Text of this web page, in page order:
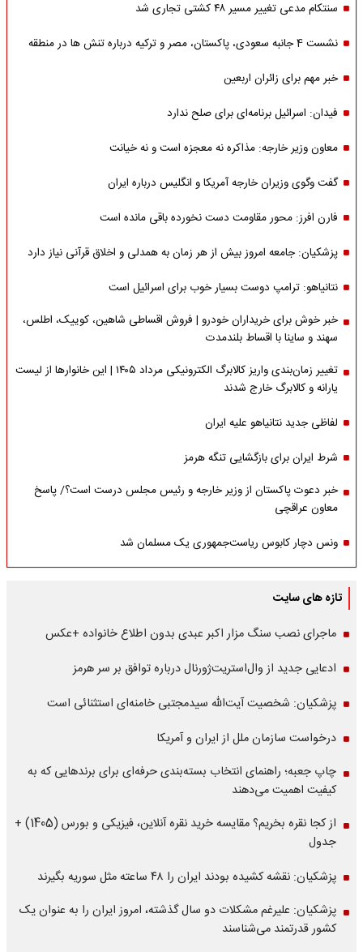
سنتکام مدعی تغییر مسیر ۴۸ کشتی تجاری شد
نشست 4 جانبه سعودی، پاکستان، مصر و ترکیه درباره تنش ها در منطقه
خبر مهم برای زائران اربعین
فیدان: اسرائیل برنامه‌ای برای صلح ندارد
معاون وزیر خارجه: مذاکره نه معجزه است و نه خیانت
گفت وگوی وزیران خارجه آمریکا و انگلیس درباره ایران
فارن افرز: محور مقاومت دست نخورده باقی مانده است
پزشکیان: جامعه امروز بیش از هر زمان به همدلی و اخلاق قرآنی نیاز دارد
نتانیاهو: ترامپ دوست بسیار خوب برای اسرائیل است
خبر خوش برای خریداران خودرو | فروش اقساطی شاهین، کوییک، اطلس،
سهند و ساینا با اقساط بلندمدت
تغییر زمان‌بندی واریز کالابرگ الکترونیکی مرداد ۱۴۰۵ | این خانوارها از لیست
یارانه و کالابرگ خارج شدند
لفاظی جدید نتانیاهو علیه ایران
شرط ایران برای بازگشایی تنگه هرمز
خبر دعوت پاکستان از وزیر خارجه و رئیس مجلس درست است؟/ پاسخ
معاون عراقچی
ونس دچار کابوس ریاست‌جمهوری یک مسلمان شد
تازه های سایت
ماجرای نصب سنگ مزار اکبر عبدی بدون اطلاع خانواده +عکس
ادعایی جدید از وال‌استریت‌ژورنال درباره توافق بر سر هرمز
پزشکیان: شخصیت آیت‌الله سیدمجتبی خامنه‌ای استثنائی است
درخواست سازمان ملل از ایران و آمریکا
چاپ جعبه؛ راهنمای انتخاب بسته‌بندی حرفه‌ای برای برندهایی که به
کیفیت اهمیت می‌دهند
از کجا نقره بخریم؟ مقایسه خرید نقره آنلاین، فیزیکی و بورس (1405) +
جدول
پزشکیان: نقشه کشیده بودند ایران را ۴۸ ساعته مثل سوریه بگیرند
پزشکیان: علیرغم مشکلات دو سال گذشته، امروز ایران را به عنوان یک
کشور قدرتمند می‌شناسند